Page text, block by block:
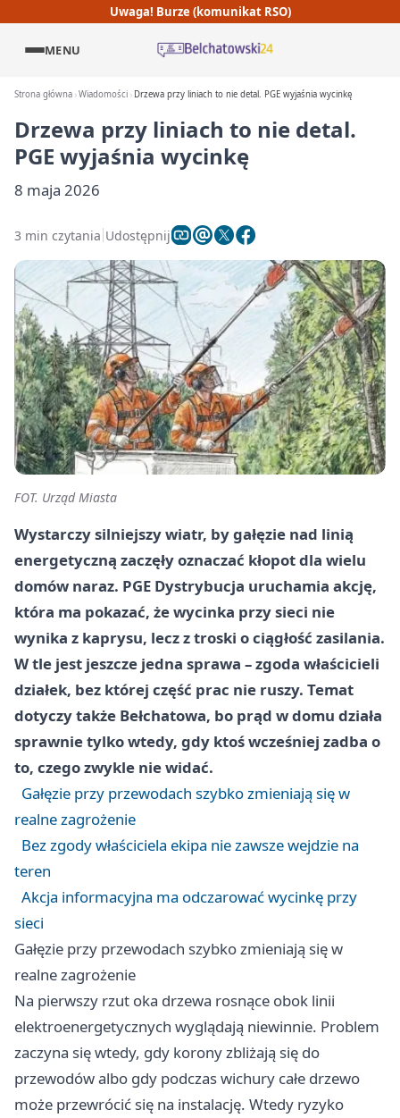
Uwaga! Burze (komunikat RSO)
MENU
Strona główna Wiadomości Drzewa przy liniach to nie detal. PGE wyjaśnia wycinkę
Drzewa przy liniach to nie detal.
PGE wyjaśnia wycinkę
8 maja 2026
3 min czytania Udostępnij
FOT. Urząd Miasta
Wystarczy silniejszy wiatr, by gałęzie nad linią
energetyczną zaczęły oznaczać kłopot dla wielu
domów naraz. PGE Dystrybucja uruchamia akcję,
która ma pokazać, że wycinka przy sieci nie
wynika z kaprysu, lecz z troski o ciągłość zasilania.
W tle jest jeszcze jedna sprawa – zgoda właścicieli
działek, bez której część prac nie ruszy. Temat
dotyczy także Bełchatowa, bo prąd w domu działa
sprawnie tylko wtedy, gdy ktoś wcześniej zadba o
to, czego zwykle nie widać.
Gałęzie przy przewodach szybko zmieniają się w
realne zagrożenie
Bez zgody właściciela ekipa nie zawsze wejdzie na
teren
Akcja informacyjna ma odczarować wycinkę przy
sieci
Gałęzie przy przewodach szybko zmieniają się w
realne zagrożenie
Na pierwszy rzut oka drzewa rosnące obok linii
elektroenergetycznych wyglądają niewinnie. Problem
zaczyna się wtedy, gdy korony zbliżają się do
przewodów albo gdy podczas wichury całe drzewo
może przewrócić się na instalację. Wtedy ryzyko